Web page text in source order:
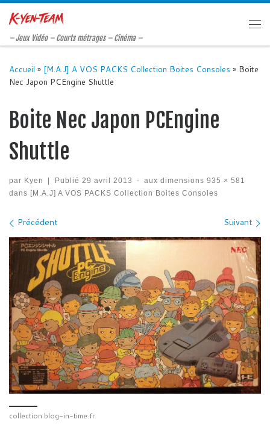
Passer au contenu
– Jeux Vidéo – Courts métrages – Cinéma –
Accueil » [M.A.J] A VOS PACKS Collection Boites Consoles » Boite
Nec Japon PCEngine Shuttle
Boite Nec Japon PCEngine
Shuttle
par Kyen | Publié 29 avril 2013 - aux dimensions 935 × 581
dans [M.A.J] A VOS PACKS Collection Boites Consoles
Navigation des images
Précédent Suivant
collection blog-in-time.fr